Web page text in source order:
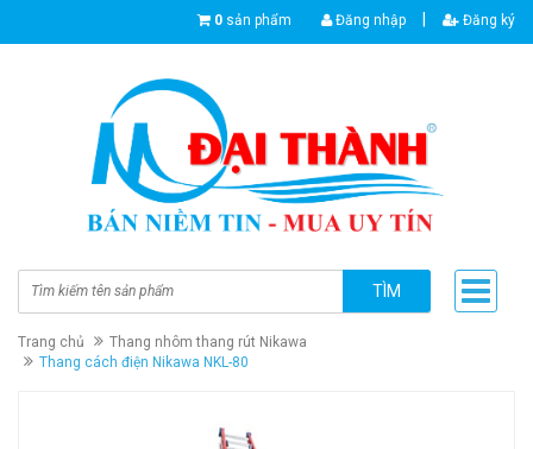
0 sản phẩm Đăng nhập Đăng ký
TÌM
Trang chủ
Thang nhôm thang rút Nikawa
Thang cách điện Nikawa NKL-80